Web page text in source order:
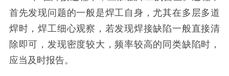
首先发现问题的一般是焊工自身，尤其在多层多道
焊时，焊工细心观察，若发现焊接缺陷一般直接清
除即可，发现密度较大，频率较高的同类缺陷时，
应当及时报告。